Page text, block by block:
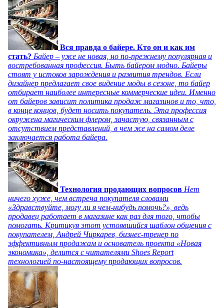
Вся правда о байере. Кто он и как им
стать? Байер – уже не новая, но по-прежнему популярная и
востребованная профессия. Быть байером модно. Байеры
стоят у истоков зарождения и развития трендов. Если
дизайнер предлагает свое видение моды в сезоне, то байер
отбирает наиболее интересные коммерческие идеи. Именно
от байеров зависит политика продаж магазинов и то, что,
в конце концов, будет носить покупатель. Эта профессия
окружена магическим флером, зачастую, связанным с
отсутствием представлений, в чем же на самом деле
заключается работа байера.
Технология продающих вопросов Нет
ничего хуже, чем встреча покупателя словами
«Здравствуйте, могу ли я чем-нибудь помочь?», ведь
продавец работает в магазине как раз для того, чтобы
помогать. Критикуя этот устоявшийся шаблон общения с
покупателем, Андрей Чиркарев, бизнес-тренер по
эффективным продажам и основатель проекта «Новая
экономика», делится с читателями Shoes Report
технологией по-настоящему продающих вопросов.